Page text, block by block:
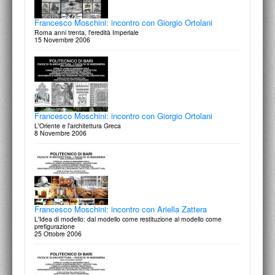
Antonella Agnoli + Marco Muscogiuri
Lectio magistralis: La Biblioteca e l'Architettura
3 febbraio 2010
Franco Purini
26 settembre 2008
Francesco Moschini: incontro con Ariella Zattera
prefigurazione
22 Ottobre 2008
Francesco Moschini: incontro con Michele Beccu (ABDR)
15 Ottobre 2008
Corso di Disegno Industriale: prima lezione di Francesco
Moschini
3 Ottobre 2007
Corso di Ingegneria Edile: prima lezione di Francesco
Moschini
3 Ottobre 2007
Rassegna cinematografica
Francesco Moschini: incontro con Giorgio Ortolani
Roma anni trenta, l'eredità Imperiale
15 Novembre 2006
Francesco Moschini: incontro con Giorgio Ortolani
L'Oriente e l'architettura Greca
8 Novembre 2006
Francesco Moschini: incontro con Ariella Zattera
L'Idea di modello: dal modello come restituzione al modello come
prefigurazione
25 Ottobre 2006